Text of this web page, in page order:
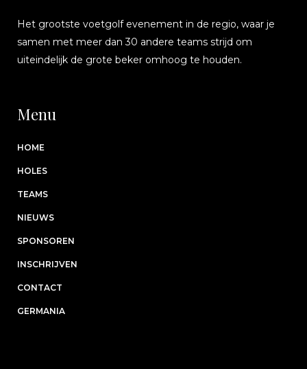
Het grootste voetgolf evenement in de regio, waar je
samen met meer dan 30 andere teams strijd om
uiteindelijk de grote beker omhoog te houden.
Menu
HOME
HOLES
TEAMS
NIEUWS
SPONSOREN
INSCHRIJVEN
CONTACT
GERMANIA